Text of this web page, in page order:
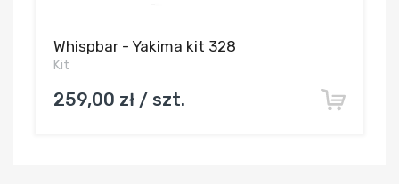
Whispbar - Yakima kit 328
Kit
259,00 zł / szt.